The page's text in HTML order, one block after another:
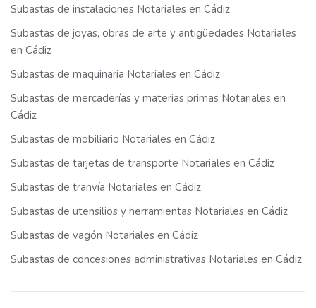
Subastas de instalaciones Notariales en Cádiz
Subastas de joyas, obras de arte y antigüedades Notariales
en Cádiz
Subastas de maquinaria Notariales en Cádiz
Subastas de mercaderías y materias primas Notariales en
Cádiz
Subastas de mobiliario Notariales en Cádiz
Subastas de tarjetas de transporte Notariales en Cádiz
Subastas de tranvía Notariales en Cádiz
Subastas de utensilios y herramientas Notariales en Cádiz
Subastas de vagón Notariales en Cádiz
Subastas de concesiones administrativas Notariales en Cádiz